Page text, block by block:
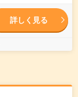
詳しく見る